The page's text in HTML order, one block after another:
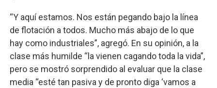
“Y aquí estamos. Nos están pegando bajo la línea
de flotación a todos. Mucho más abajo de lo que
hay como industriales”, agregó. En su opinión, a la
clase más humilde “la vienen cagando toda la vida”,
pero se mostró sorprendido al evaluar que la clase
media “esté tan pasiva y de pronto diga ‘vamos a